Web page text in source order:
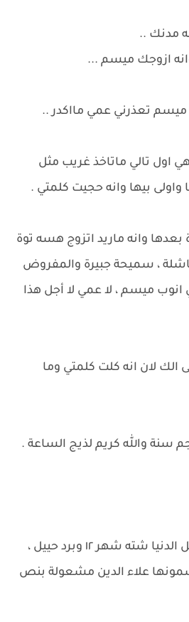
مدنك ..
ازوجك ميسم ...
تعذرني عمي مااكدر ..
اول تالي ماتاخذ غريب مثل
واولى بيها وانه حجيت كلمتي .
وانه ماريد اتزوج هسه توة
، سميحة جبيرة والمفروض
انوب ميسم ، لا عمي لا أجل هذا
لان انه كلت كلمتي وما
سنة والله كريم لذيج الساعة .
جانت الساعة ب ٩ بالليل الدنيا شته شهر ١٢ وبرد حييل ،
علاء الدين مشعولة بنص